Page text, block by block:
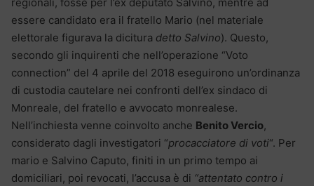
regionali, fosse per l’ex deputato Salvino, mentre ad
essere candidato era il fratello Mario (nel materiale
elettorale figurava la dicitura detto Salvino). Questo,
secondo gli inquirenti che nell’operazione “Voto
connection” del 4 aprile del 2018 eseguirono un’ordinanza
di custodia cautelare nei confronti dell’ex sindaco di
Monreale, del fratello e avvocato monrealese.
Nell’inchiesta venne coinvolto anche Benito Vercio,
considerato dagli investigatori “procacciatore di voti“. Per
mario e Salvino Caputo, finiti in un primo tempo ai
domiciliari, poi revocati, l’accusa è di “attentato contro i